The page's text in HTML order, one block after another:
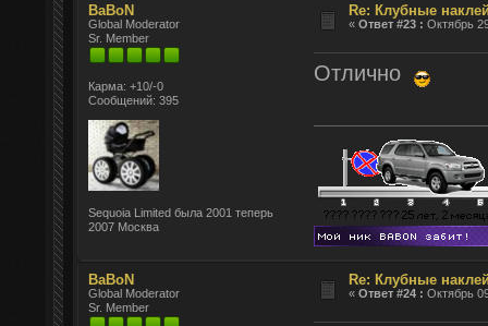
BaBoN
Global Moderator
Sr. Member
Карма: +10/-0
Сообщений: 395
Sequoia Limited была 2001 теперь
2007 Москва
Re: Клубные
«Ответ #23 : Октябрь
Отлично
BaBoN
Global Moderator
Sr. Member
Re: Клубные
«Ответ #24 : Октябрь